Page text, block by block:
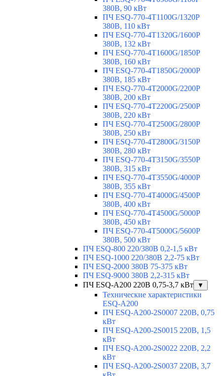
380В, 90 кВт
ПЧ ESQ-770-4T1100G/1320P
380В, 110 кВт
ПЧ ESQ-770-4T1320G/1600P
380В, 132 кВт
ПЧ ESQ-770-4T1600G/1850P
380В, 160 кВт
ПЧ ESQ-770-4T1850G/2000P
380В, 185 кВт
ПЧ ESQ-770-4T2000G/2200P
380В, 200 кВт
ПЧ ESQ-770-4T2200G/2500P
380В, 220 кВт
ПЧ ESQ-770-4T2500G/2800P
380В, 250 кВт
ПЧ ESQ-770-4T2800G/3150P
380В, 280 кВт
ПЧ ESQ-770-4T3150G/3550P
380В, 315 кВт
ПЧ ESQ-770-4T3550G/4000P
380В, 355 кВт
ПЧ ESQ-770-4T4000G/4500P
380В, 400 кВт
ПЧ ESQ-770-4T4500G/5000P
380В, 450 кВт
ПЧ ESQ-770-4T5000G/5600P
380В, 500 кВт
ПЧ ESQ-800 220/380В 0,2-1,5 кВт
ПЧ ESQ-1000 220/380В 2,2-75 кВт
ПЧ ESQ-2000 380В 75-375 кВт
ПЧ ESQ-9000 380В 2,2-315 кВт
ПЧ ESQ-A200 220В 0,75-3,7 кВт
▼
Технические характеристики
ESQ-A200
ПЧ ESQ-A200-2S0007 220В, 0,75
кВт
ПЧ ESQ-A200-2S0015 220В, 1,5
кВт
ПЧ ESQ-A200-2S0022 220В, 2,2
кВт
ПЧ ESQ-A200-2S0037 220В, 3,7